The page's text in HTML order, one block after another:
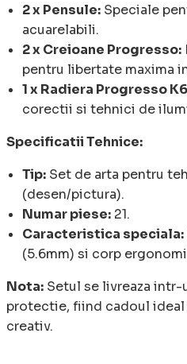
2 x Pensule: Speciale
acuarelabili.
2 x Creioane Progresso:
pentru libertate maxima
1 x Radiera Progresso
corectii si tehnici de
Specificatii Tehnice:
Tip: Set de arta pentru
(desen/pictura).
Numar piese: 21.
Caracteristica speciala:
(5.6mm) si corp
Nota: Setul se livreaza
protectie, fiind cadoul
creativ.